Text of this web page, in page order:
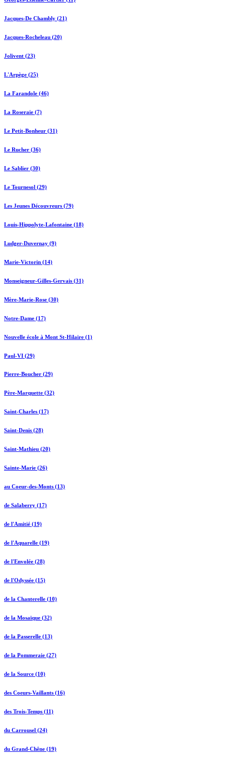
Jacques-De Chambly (21)
Jacques-Rocheleau (20)
Jolivent (23)
L'Arpège (25)
La Farandole (46)
La Roseraie (7)
Le Petit-Bonheur (31)
Le Rucher (36)
Le Sablier (30)
Le Tournesol (29)
Les Jeunes Découvreurs (79)
Louis-Hippolyte-Lafontaine (18)
Ludger-Duvernay (9)
Marie-Victorin (14)
Monseigneur-Gilles-Gervais (31)
Mère-Marie-Rose (30)
Notre-Dame (17)
Nouvelle école à Mont St-Hilaire (1)
Paul-VI (29)
Pierre-Boucher (29)
Père-Marquette (32)
Saint-Charles (17)
Saint-Denis (28)
Saint-Mathieu (20)
Sainte-Marie (26)
au Coeur-des-Monts (13)
de Salaberry (17)
de l'Amitié (19)
de l'Aquarelle (19)
de l'Envolée (28)
de l'Odyssée (15)
de la Chanterelle (10)
de la Mosaïque (32)
de la Passerelle (13)
de la Pommeraie (27)
de la Source (10)
des Coeurs-Vaillants (16)
des Trois-Temps (11)
du Carrousel (24)
du Grand-Chêne (19)